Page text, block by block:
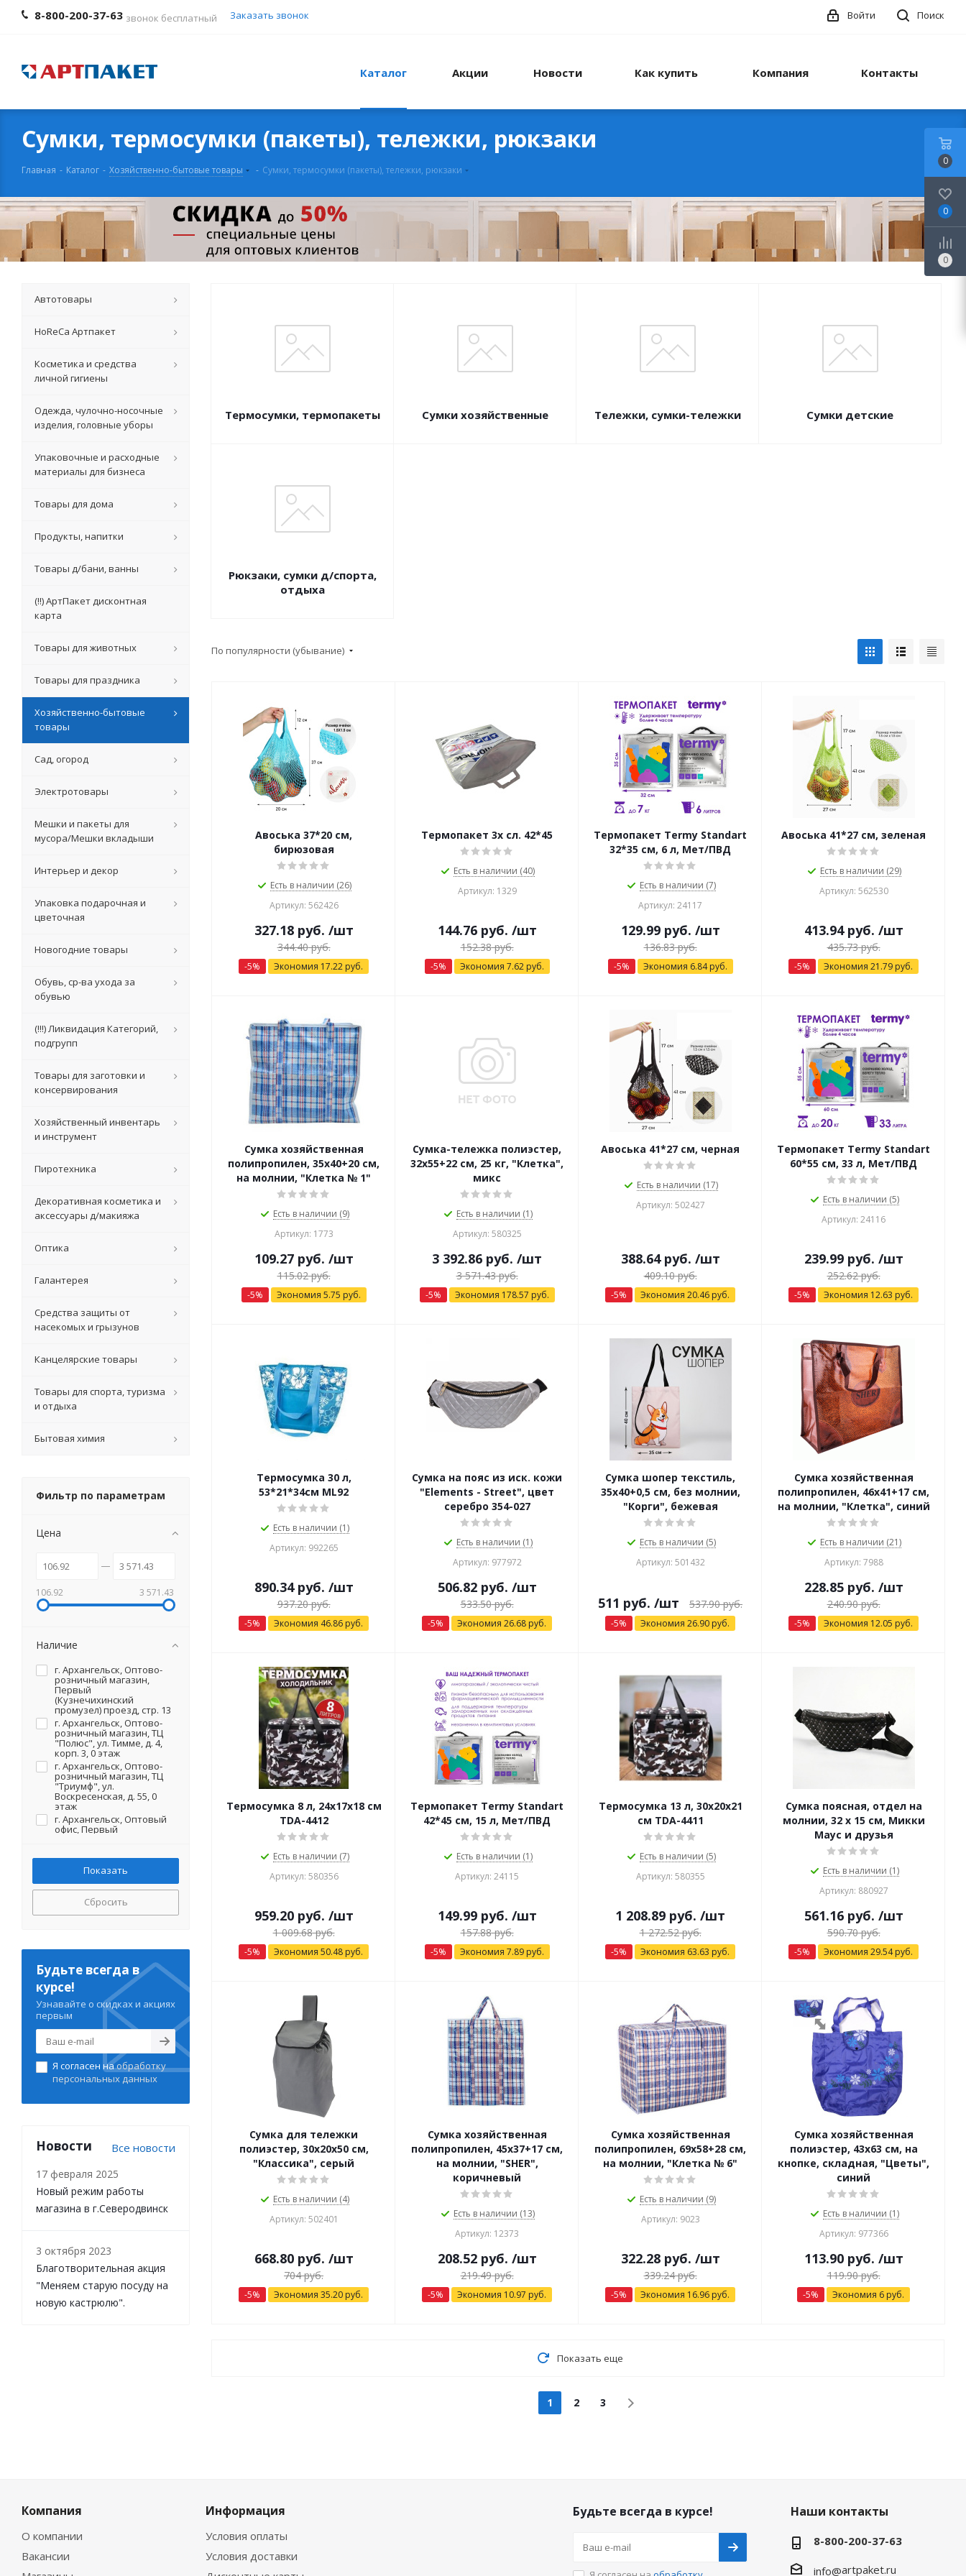
8-800-200-37-63 звонок бесплатный Заказать звонок Поиск
Войти
Каталог Акции Новости Как купить Компания Контакты
Сумки, термосумки (пакеты), тележки, рюкзаки
Главная - Каталог - Хозяйственно-бытовые товары - Сумки, термосумки (пакеты), тележки, рюкзаки
Термосумки, термопакеты Сумки хозяйственные Тележки, сумки-тележки Сумки детские
Рюкзаки, сумки д/спорта,
отдыха
По популярности (убывание)
Авоська 37*20 см,
бирюзовая
Есть в наличии (26)
Артикул: 562426
327.18руб. /шт
344.40руб.
-5% Экономия 17.22 руб.
Термопакет 3х сл. 42*45
Есть в наличии (40)
Артикул: 1329
144.76руб. /шт
152.38руб.
-5% Экономия 7.62руб.
Термопакет Termy Standart
32*35 см, 6 л, Мет/ПВД
Есть в наличии (7)
Артикул: 24117
129.99руб. /шт
136.83руб.
-5% Экономия 6.84руб.
Авоська 41*27 см, зеленая
Есть в наличии (29)
Артикул: 562530
413.94руб. /шт
435.73руб.
-5% Экономия 21.79 руб.
Сумка хозяйственная
полипропилен, 35х40+20 см,
на молнии, "Клетка № 1"
Есть в наличии (9)
Артикул: 1773
109.27руб. /шт
115.02руб.
-5% Экономия 5.75 руб.
Сумка-тележка полиэстер,
32х55+22 см, 25 кг, "Клетка",
микс
Есть в наличии (1)
Артикул: 580325
3 392.86 руб. /шт
3 571.43руб.
-5% Экономия 178.57 руб.
Авоська 41*27 см, черная
Есть в наличии (17)
Артикул: 502427
388.64руб. /шт
409.10руб.
-5% Экономия 20.46 руб.
Термопакет Termy Standart
60*55 см, 33 л, Мет/ПВД
Есть в наличии (5)
Артикул: 24116
239.99руб. /шт
252.62руб.
-5% Экономия 12.63 руб.
Термосумка 30 л,
53*21*34см ML92
Есть в наличии (1)
Артикул: 992265
890.34руб. /шт
937.20руб.
-5% Экономия 46.86 руб.
Сумка на пояс из иск. кожи
"Elements - Street", цвет
серебро 354-027
Есть в наличии (1)
Артикул: 977972
506.82руб. /шт
533.50руб.
-5% Экономия 26.68 руб.
Сумка шопер текстиль,
35х40+0,5 см, без молнии,
"Корги", бежевая
Есть в наличии (5)
Артикул: 501432
511 руб. /шт 537.90руб.
-5% Экономия 26.90 руб.
Сумка хозяйственная
полипропилен, 46х41+17 см,
на молнии, "Клетка", синий
Есть в наличии (21)
Артикул: 7988
228.85руб. /шт
240.90руб.
-5% Экономия 12.05 руб.
Термосумка 8 л, 24х17х18 см
TDA-4412
Есть в наличии (7)
Артикул: 580356
959.20руб. /шт
1 009.68руб.
-5% Экономия 50.48 руб.
Термопакет Termy Standart
42*45 см, 15 л, Мет/ПВД
Есть в наличии (1)
Артикул: 24115
149.99руб. /шт
157.88руб.
-5% Экономия 7.89руб.
Термосумка 13 л, 30х20х21
см TDA-4411
Есть в наличии (5)
Артикул: 580355
1 208.89 руб. /шт
1 272.52руб.
-5% Экономия 63.63 руб.
Сумка поясная, отдел на
молнии, 32 х 15 см, Микки
Маус и друзья
Есть в наличии (1)
Артикул: 880927
561.16руб. /шт
590.70руб.
-5% Экономия 29.54руб.
Сумка для тележки
полиэстер, 30х20х50 см,
"Классика", серый
Есть в наличии (4)
Артикул: 502401
668.80руб. /шт
704руб.
-5% Экономия 35.20 руб.
Сумка хозяйственная
полипропилен, 45х37+17 см,
на молнии, "SHER",
коричневый
Есть в наличии (13)
Артикул: 12373
208.52руб. /шт
219.49руб.
-5% Экономия 10.97 руб.
Сумка хозяйственная
полипропилен, 69х58+28 см,
на молнии, "Клетка № 6"
Есть в наличии (9)
Артикул: 9023
322.28руб. /шт
339.24руб.
-5% Экономия 16.96 руб.
Сумка хозяйственная
полиэстер, 43х63 см, на
кнопке, складная, "Цветы",
синий
Есть в наличии (1)
Артикул: 977366
113.90руб. /шт
119.90руб.
-5% Экономия 6 руб.
Показать еще
1 2 3
Автотовары
HoReCa Артпакет
Косметика и средства
личной гигиены
Одежда, чулочно-носочные
изделия, головные уборы
Упаковочные и расходные
материалы для бизнеса
Товары для дома
Продукты, напитки
Товары д/бани, ванны
(!!) АртПакет дисконтная
карта
Товары для животных
Товары для праздника
Хозяйственно-бытовые
товары
Сад, огород
Электротовары
Мешки и пакеты для
мусора/Мешки вкладыши
Интерьер и декор
Упаковка подарочная и
цветочная
Новогодние товары
Обувь, ср-ва ухода за
обувью
(!!!) Ликвидация Категорий,
подгрупп
Товары для заготовки и
консервирования
Хозяйственный инвентарь
и инструмент
Пиротехника
Декоративная косметика и
аксессуары д/макияжа
Оптика
Галантерея
Средства защиты от
насекомых и грызунов
Канцелярские товары
Товары для спорта, туризма
и отдыха
Бытовая химия
Фильтр по параметрам
Цена
106.92 3 571.43
Наличие
г. Архангельск, Оптово-
розничный магазин,
Первый
(Кузнечихинский
промузел) проезд, стр. 13
г. Архангельск, Оптово-
розничный магазин, ТЦ
"Полюс", ул. Тимме, д. 4,
корп. 3, 0 этаж
г. Архангельск, Оптово-
розничный магазин, ТЦ
"Триумф", ул.
Воскресенская, д. 55, 0
этаж
г. Архангельск, Оптовый
офис, Первый
(на территории)
г. Северодвинск, Оптово-
розничный магазин, ул.
Первомайская, д. 20 (на
территории)
Сбросить
Будьте всегда в
курсе!
Узнавайте о скидках и акциях
первым
Я согласен наобработку
персональных данных
Новости Все новости
17 февраля 2025
Новый режим работы
магазина в г.Северодвинск
3 октября 2023
Благотворительная акция
"Меняем старую посуду на
новую кастрюлю".
Компания
О компании
Вакансии
Информация
Условия оплаты
Условия доставки
Будьте всегда в курсе! Наши контакты
8-800-200-37-63
info@artpaket.ru
0
0
0